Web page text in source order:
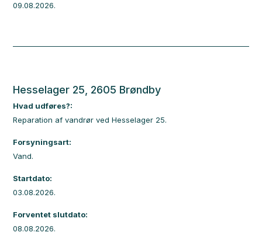
09.08.2026.
Hesselager 25, 2605 Brøndby
Hvad udføres?:
Reparation af vandrør ved Hesselager 25.
Forsyningsart:
Vand.
Startdato:
03.08.2026.
Forventet slutdato:
08.08.2026.